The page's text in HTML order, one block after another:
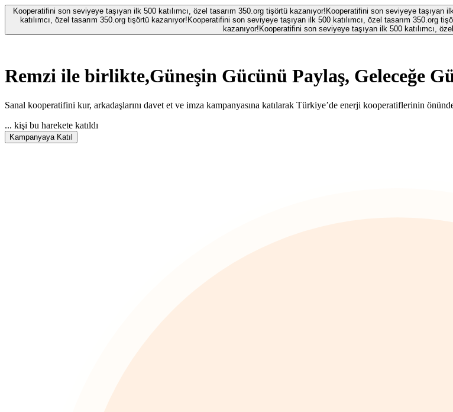
Kooperatifini son seviyeye taşıyan ilk 500 katılımcı, özel tasarım 350.org tişörtü kazanıyor! Kooperatifini son seviyeye taşıyan
katılımcı, özel tasarım 350.org tişörtü kazanıyor! Kooperatifini son seviyeye taşıyan ilk 500 katılımcı, özel tasarım 350.org
kazanıyor! Kooperatifini son seviyeye taşıyan ilk 500 katılımcı,
Remzi ile birlikte,Güneşin Gücünü Paylaş, Geleceğe
Sanal kooperatifini kur, arkadaşlarını davet et ve imza kampanyasına katılarak Türkiye’de enerji kooperatiflerinin
... kişi bu harekete katıldı
Kampanyaya Katıl